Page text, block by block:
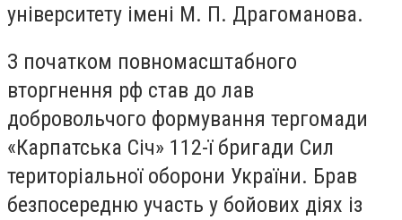
університету імені М. П. Драгоманова.
З початком повномасштабного
вторгнення рф став до лав
добровольчого формування тергомади
«Карпатська Січ» 112-ї бригади Сил
територіальної оборони України. Брав
безпосередню участь у бойових діях із